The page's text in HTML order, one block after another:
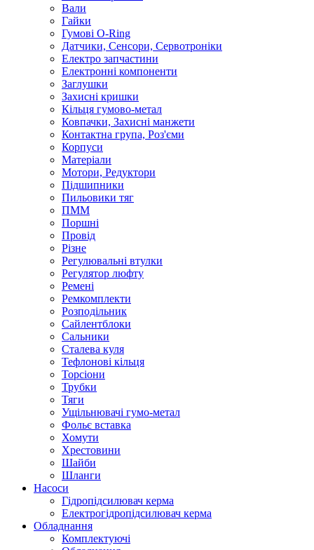
Вали
Гайки
Гумові O-Ring
Датчики, Сенсори, Сервотроніки
Електро запчастини
Електронні компоненти
Заглушки
Захисні кришки
Кільця гумово-метал
Ковпачки, Захисні манжети
Контактна група, Роз'єми
Корпуси
Матеріали
Мотори, Редуктори
Підшипники
Пильовики тяг
ПММ
Поршні
Провід
Різне
Регулювальні втулки
Регулятор люфту
Ремені
Ремкомплекти
Розподільник
Сайлентблоки
Сальники
Сталева куля
Тефлонові кільця
Торсіони
Трубки
Тяги
Ущільнювачі гумо-метал
Фольє вставка
Хомути
Хрестовини
Шайби
Шланги
Насоси
Гідропідсилювач керма
Електрогідропідсилювач керма
Обладнання
Комплектуючі